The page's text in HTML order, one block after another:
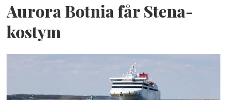
Aurora Botnia får Stena-
kostym